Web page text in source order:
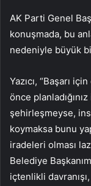
AK Parti Genel
konuşmada, bu
nedeniyle büyük
Yazıcı, “Başarı
önce
şehirleşmeyse,
koymaksa bunu
iradeleri olması
Belediye
içtenlikli